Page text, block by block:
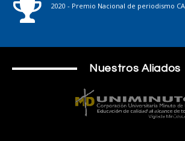
2020 - Premio Nacional de periodismo
Nuestros Aliados